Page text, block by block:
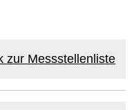
zur Messstellenliste